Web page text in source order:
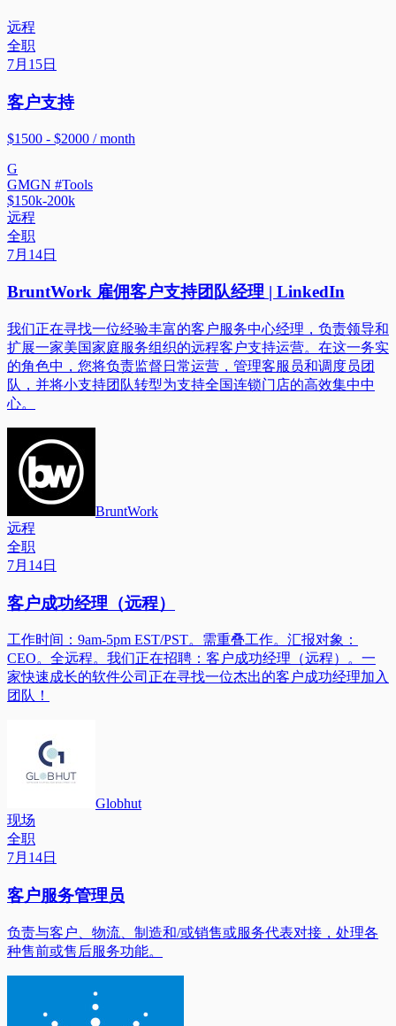
远程
全职
7月15日
客户支持
$1500 - $2000 / month
G
GMGN #Tools
$150k-200k
远程
全职
7月14日
BruntWork 雇佣客户支持团队经理 | LinkedIn
我们正在寻找一位经验丰富的客户服务中心经理，负责领导和
扩展一家美国家庭服务组织的远程客户支持运营。在这一务实
的角色中，您将负责监督日常运营，管理客服员和调度员团
队，并将小支持团队转型为支持全国连锁门店的高效集中中
心。
BruntWork
远程
全职
7月14日
客户成功经理（远程）
工作时间：9am-5pm EST/PST。需重叠工作。汇报对象：
CEO。全远程。我们正在招聘：客户成功经理（远程）。一
家快速成长的软件公司正在寻找一位杰出的客户成功经理加入
团队！
Globhut
现场
全职
7月14日
客户服务管理员
负责与客户、物流、制造和/或销售或服务代表对接，处理各
种售前或售后服务功能。